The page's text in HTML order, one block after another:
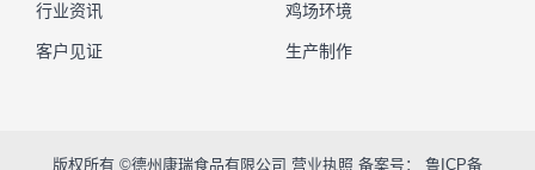
行业资讯
客户见证
鸡场环境
生产制作
版权所有 ©德州康瑞食品有限公司 营业执照 备案号： 鲁ICP备